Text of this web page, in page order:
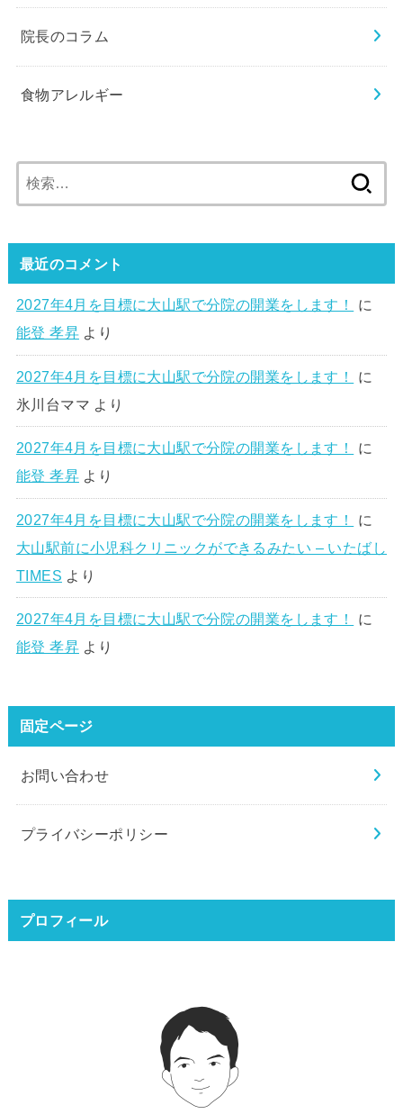
院長のコラム
食物アレルギー
索:
最近のコメント
2027年4月を目標に大山駅で分院の開業をします！
に
能登 孝昇より
2027年4月を目標に大山駅で分院の開業をします！
に
氷川台ママ より
2027年4月を目標に大山駅で分院の開業をします！
に
能登 孝昇より
2027年4月を目標に大山駅で分院の開業をします！
に
大山駅前に小児科クリニックができるみたい – いたばし
TIMES より
2027年4月を目標に大山駅で分院の開業をします！
に
能登 孝昇より
固定ページ
お問い合わせ
プライバシーポリシー
プロフィール